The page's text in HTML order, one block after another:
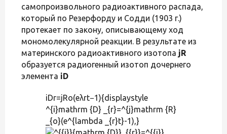
самопроизвольного радиоактивного распада,
который по Резерфорду и Содди (1903 г.)
протекает по закону, описывающему ход
мономолекулярной реакции. В результате из
материнского радиоактивного изотопа jR
образуется радиогенный изотоп дочернего
элемента iD
iDr=jRo(eλrt−1){displaystyle
^{i}mathrm {D} _{r}=^{j}mathrm {R}
_{o}(e^{lambda _{r}t}-1),}